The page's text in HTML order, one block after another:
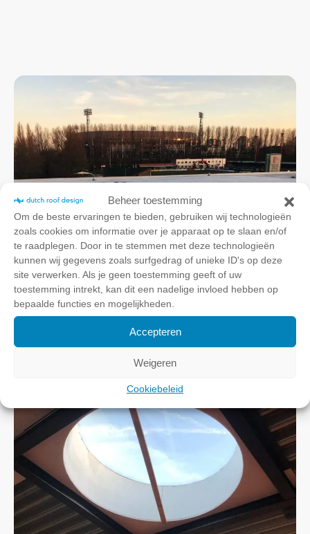
Beheer toestemming
Om de beste ervaringen te bieden, gebruiken wij technologieën
zoals cookies om informatie over je apparaat op te slaan en/of
te raadplegen. Door in te stemmen met deze technologieën
kunnen wij gegevens zoals surfgedrag of unieke ID's op deze
site verwerken. Als je geen toestemming geeft of uw
toestemming intrekt, kan dit een nadelige invloed hebben op
bepaalde functies en mogelijkheden.
Accepteren
Weigeren
Cookiebeleid